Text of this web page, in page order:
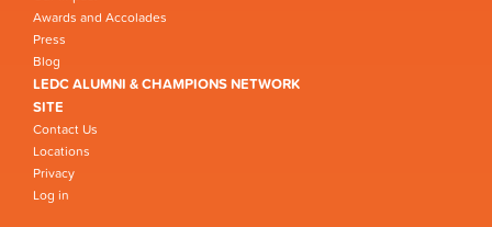
Awards and Accolades
Press
Blog
LEDC ALUMNI & CHAMPIONS NETWORK
SITE
Contact Us
Locations
Privacy
Log in